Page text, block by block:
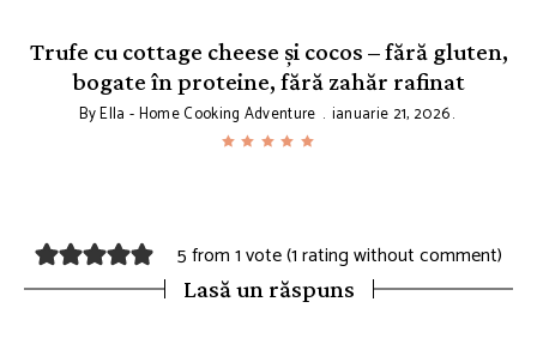
Trufe cu cottage cheese și cocos – fără gluten,
bogate în proteine, fără zahăr rafinat
ByElla - Home Cooking Adventure ianuarie 21, 2026
5 from 1 vote (1 rating without comment)
Lasă un răspuns